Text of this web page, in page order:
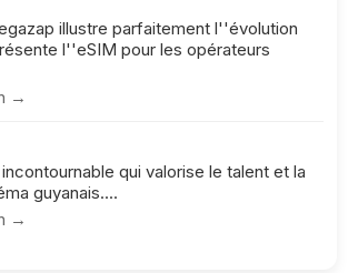
illustre parfaitement l''évolution
l''eSIM pour les opérateurs
→
qui valorise le talent et la
guyanais....
→